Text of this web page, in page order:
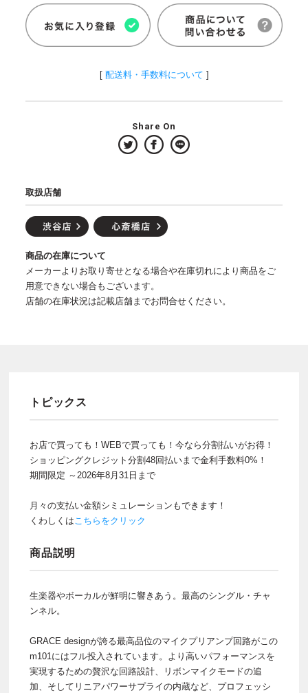
[ 配送料・手数料について ]
Share On
取扱店舗
商品の在庫について
メーカーよりお取り寄せとなる場合や在庫切れにより商品をご
用意できない場合もございます。
店舗の在庫状況は記載店舗までお問合せください。
トピックス
お店で買っても！WEBで買っても！今なら分割払いがお得！
ショッピングクレジット分割48回払いまで金利手数料0%！
期間限定 ～2026年8月31日まで
月々の支払い金額シミュレーションもできます！
くわしくはこちらをクリック
商品説明
生楽器やボーカルが鮮明に響きあう。最高のシングル・チャ
ンネル。
GRACE designが誇る最高品位のマイクプリアンプ回路がこの
m101にはフル投入されています。より高いパフォーマンスを
実現するための贅沢な回路設計、リボンマイクモードの追
加、そしてリニアパワーサプライの内蔵など、プロフェッシ